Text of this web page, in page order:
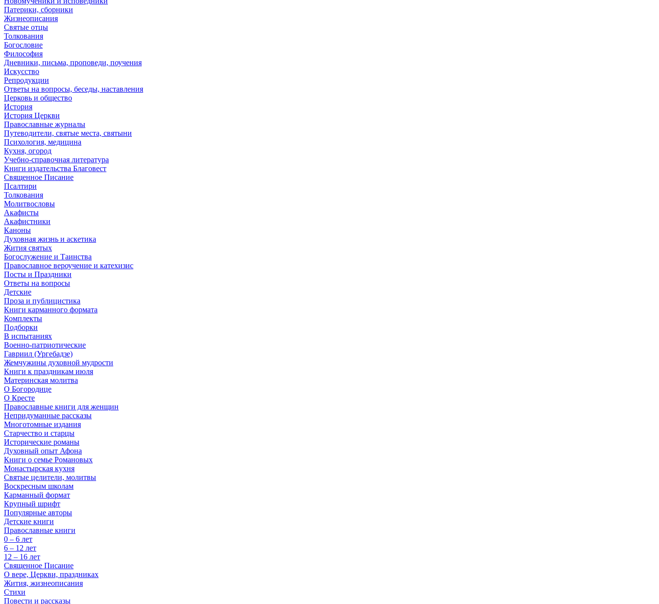
Патерики, сборники
Жизнеописания
Святые отцы
Толкования
Богословие
Философия
Дневники, письма, проповеди, поучения
Искусство
Репродукции
Ответы на вопросы, беседы, наставления
Церковь и общество
История
История Церкви
Православные журналы
Путеводители, святые места, святыни
Психология, медицина
Кухня, огород
Учебно-справочная литература
Книги издательства Благовест
Священное Писание
Псалтири
Толкования
Молитвословы
Акафисты
Акафистники
Каноны
Духовная жизнь и аскетика
Жития святых
Богослужение и Таинства
Православное вероучение и катехизис
Посты и Праздники
Ответы на вопросы
Детские
Проза и публицистика
Книги карманного формата
Комплекты
Подборки
В испытаниях
Военно-патриотические
Гавриил (Ургебадзе)
Жемчужины духовной мудрости
Книги к праздникам июля
Материнская молитва
О Богородице
О Кресте
Православные книги для женщин
Непридуманные рассказы
Многотомные издания
Старчество и старцы
Исторические романы
Духовный опыт Афона
Книги о семье Романовых
Монастырская кухня
Святые целители, молитвы
Воскресным школам
Карманный формат
Крупный шрифт
Популярные авторы
Детские книги
Православные книги
0 – 6 лет
6 – 12 лет
12 – 16 лет
Священное Писание
О вере, Церкви, праздниках
Жития, жизнеописания
Стихи
Повести и рассказы